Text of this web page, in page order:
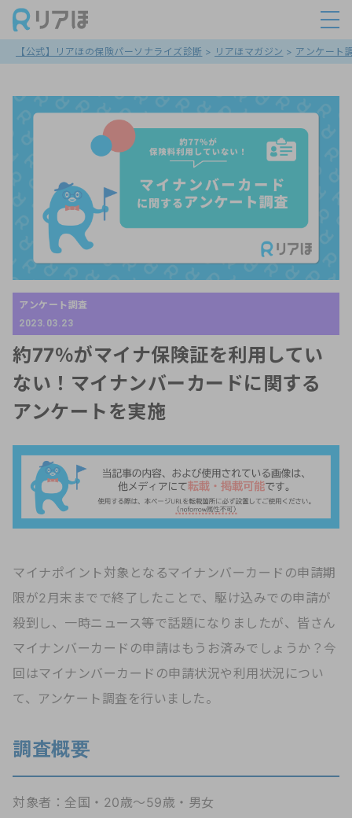
【公式】リアほの保険パーソナライズ診断 > リアほマガジン > アンケート
アンケート調査
2023.03.23
約77％がマイナ保険証を利用してい
ない！マイナンバーカードに関する
アンケートを実施
マイナポイント対象となるマイナンバーカードの申請期
限が2月末までで終了したことで、駆け込みでの申請が
殺到し、一時ニュース等で話題になりましたが、皆さん
マイナンバーカードの申請はもうお済みでしょうか？今
回はマイナンバーカードの申請状況や利用状況につい
て、アンケート調査を行いました。
調査概要
対象者：全国・20歳～59歳・男女